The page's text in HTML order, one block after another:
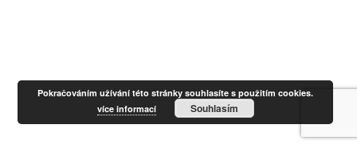
Pokračováním užívání této stránky souhlasíte s použitím cookies.
více informací
Souhlasím